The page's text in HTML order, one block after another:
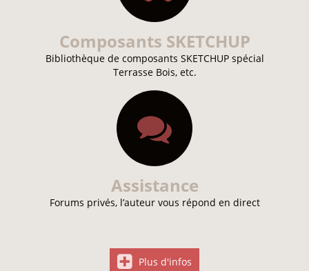
Composants SKETCHUP
Bibliothèque de composants SKETCHUP spécial
Terrasse Bois, etc.
Assistance
Forums privés, l’auteur vous répond en direct
Plus d'infos